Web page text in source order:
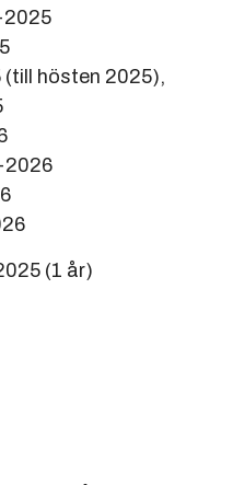
2025
hösten 2025),
2026
(1 år)